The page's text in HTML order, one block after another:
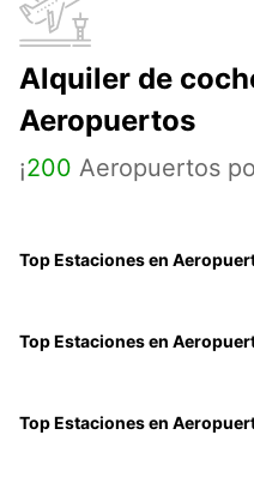
Alquiler de
Aeropuertos
¡200 Aeropuertos
Top Estaciones en
Top Estaciones en
Top Estaciones en